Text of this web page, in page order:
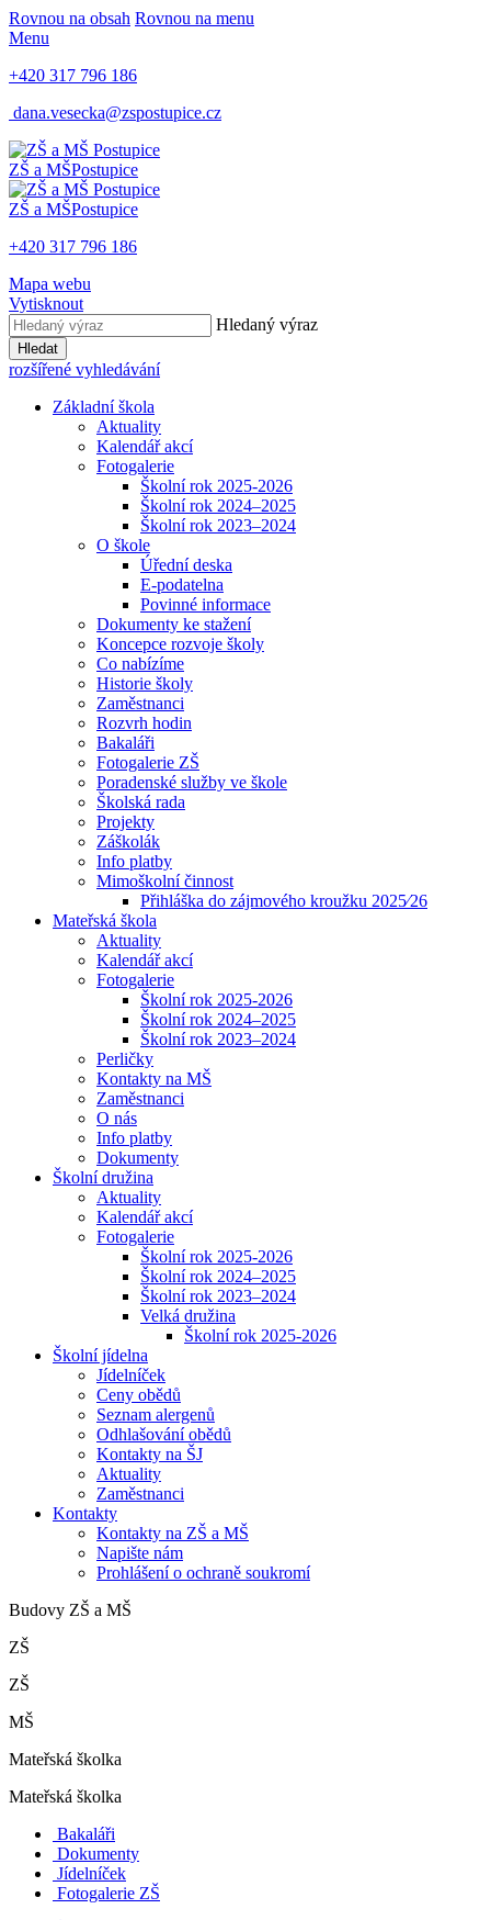
Rovnou na obsah Rovnou na menu
Menu
+420 317 796 186
dana.vesecka@zspostupice.cz
ZŠ a MŠPostupice
ZŠ a MŠPostupice
+420 317 796 186
Mapa webu
Vytisknout
Hledaný výraz
Hledat
rozšířené vyhledávání
Základní škola
Aktuality
Kalendář akcí
Fotogalerie
Školní rok 2025-2026
Školní rok 2024–2025
Školní rok 2023–2024
O škole
Úřední deska
E-podatelna
Povinné informace
Dokumenty ke stažení
Koncepce rozvoje školy
Co nabízíme
Historie školy
Zaměstnanci
Rozvrh hodin
Bakaláři
Fotogalerie ZŠ
Poradenské služby ve škole
Školská rada
Projekty
Záškolák
Info platby
Mimoškolní činnost
Přihláška do zájmového kroužku 2025⁄26
Mateřská škola
Aktuality
Kalendář akcí
Fotogalerie
Školní rok 2025-2026
Školní rok 2024–2025
Školní rok 2023–2024
Perličky
Kontakty na MŠ
Zaměstnanci
O nás
Info platby
Dokumenty
Školní družina
Aktuality
Kalendář akcí
Fotogalerie
Školní rok 2025-2026
Školní rok 2024–2025
Školní rok 2023–2024
Velká družina
Školní rok 2025-2026
Školní jídelna
Jídelníček
Ceny obědů
Seznam alergenů
Odhlašování obědů
Kontakty na ŠJ
Aktuality
Zaměstnanci
Kontakty
Kontakty na ZŠ a MŠ
Napište nám
Prohlášení o ochraně soukromí
Budovy ZŠ a MŠ
ZŠ
ZŠ
MŠ
Mateřská školka
Mateřská školka
Bakaláři
Dokumenty
Jídelníček
Fotogalerie ZŠ